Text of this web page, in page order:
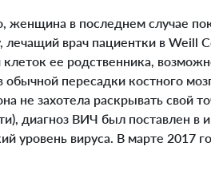
женщина в последнем случае
лечащий врач пациентки в Weill
ее родственника,
пересадки костного
не захотела раскрывать свой
диагноз ВИЧ был поставлен в
уровень вируса. В марте 2017